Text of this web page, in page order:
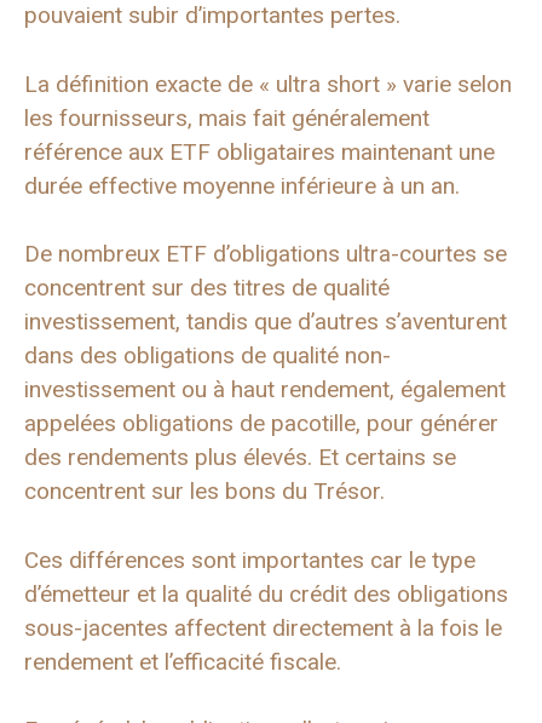
pouvaient subir d’importantes pertes.
La définition exacte de « ultra short » varie selon
les fournisseurs, mais fait généralement
référence aux ETF obligataires maintenant une
durée effective moyenne inférieure à un an.
De nombreux ETF d’obligations ultra-courtes se
concentrent sur des titres de qualité
investissement, tandis que d’autres s’aventurent
dans des obligations de qualité non-
investissement ou à haut rendement, également
appelées obligations de pacotille, pour générer
des rendements plus élevés. Et certains se
concentrent sur les bons du Trésor.
Ces différences sont importantes car le type
d’émetteur et la qualité du crédit des obligations
sous-jacentes affectent directement à la fois le
rendement et l’efficacité fiscale.